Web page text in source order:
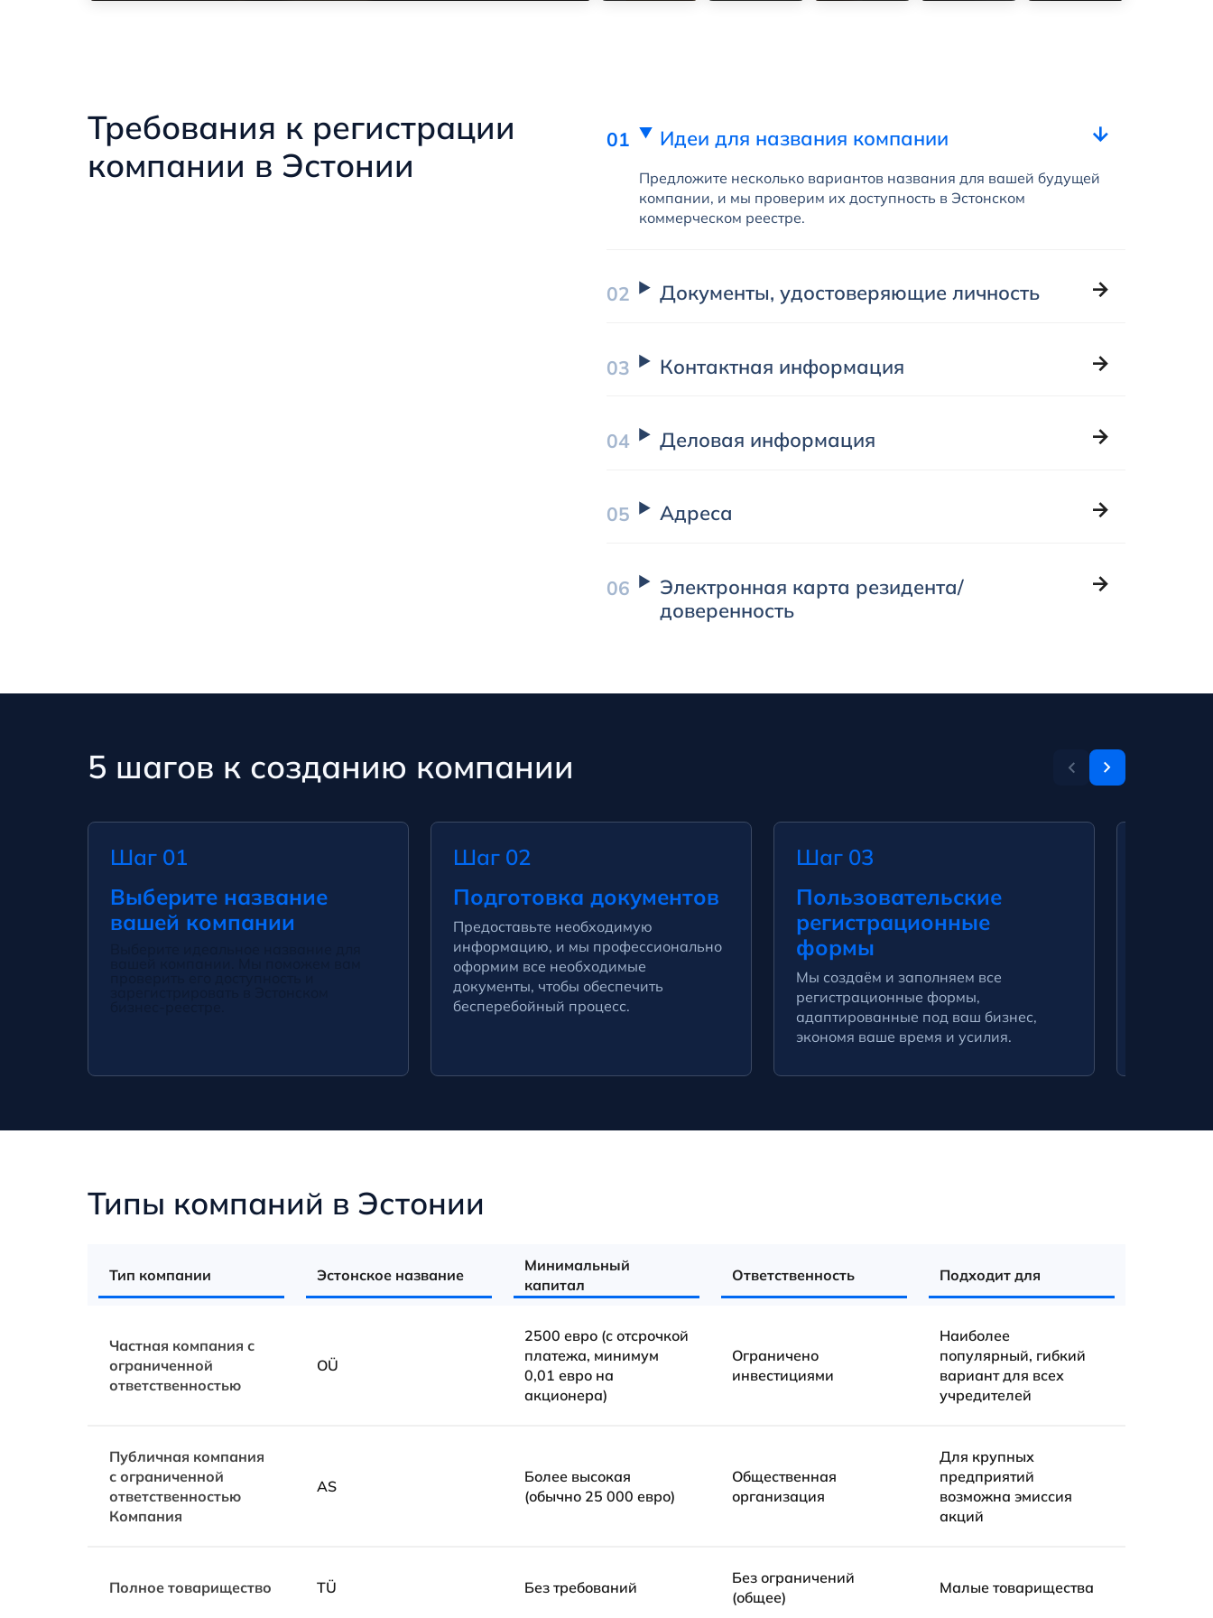
Требования к регистрации
компании в Эстонии
Идеи для названия компании
Предложите несколько вариантов названия для вашей будущей
компании, и мы проверим их доступность в Эстонском
коммерческом реестре.
Документы, удостоверяющие личность
Контактная информация
Деловая информация
Адреса
Электронная карта резидента/
доверенность
5 шагов к созданию компании
Шаг 01
Выберите название
вашей компании
Шаг 02
Подготовка документов
Предоставьте необходимую
информацию, и мы профессионально
оформим все необходимые
документы, чтобы обеспечить
бесперебойный процесс.
Шаг 03
Пользовательские
регистрационные
формы
Мы создаём и заполняем все
регистрационные формы,
адаптированные под ваш бизнес,
экономя ваше время и усилия.
Типы компаний в Эстонии
Тип компании Эстонское название
Минимальный
капитал
Ответственность Подходит для
Частная компания с
ограниченной
ответственностью
OÜ
2500 евро (с отсрочкой
платежа, минимум
0,01 евро на
акционера)
Ограничено
инвестициями
Наиболее
популярный, гибкий
вариант для всех
учредителей
Публичная компания
с ограниченной
ответственностью
Компания
AS
Более высокая
(обычно 25 000 евро)
Общественная
организация
Для крупных
предприятий
возможна эмиссия
акций
Полное товарищество TÜ Без требований
Без ограничений
(общее)
Малые товарищества